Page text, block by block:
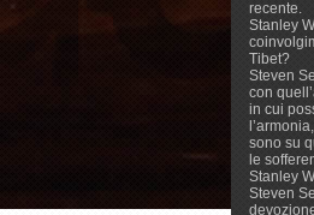
recente.
Stanley
Tibet?
Steven
con
in cui
sono su
le
Stanley
Steven